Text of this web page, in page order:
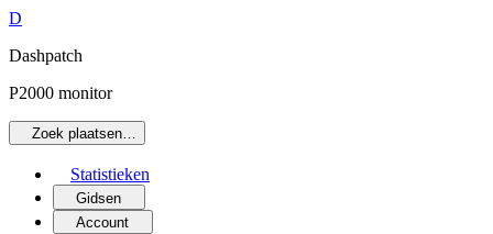
D
Dashpatch
P2000 monitor
Zoek plaatsen…
Statistieken
Gidsen
Account